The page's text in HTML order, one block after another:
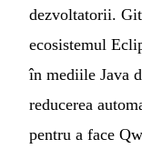
dezvoltatorii.
ecosistemul
în mediile Java
reducerea
pentru a face